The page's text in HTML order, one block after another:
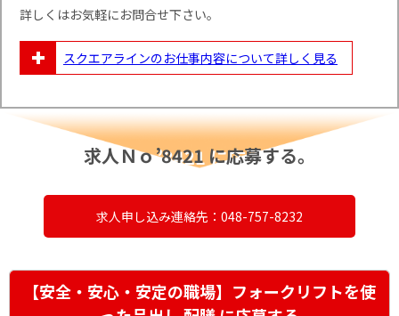
詳しくはお気軽にお問合せ下さい。
スクエアラインのお仕事内容について詳しく見る
求人Ｎｏ’8421 に応募する。
求人申し込み連絡先：048-757-8232
【安全・安心・安定の職場】フォークリフトを使